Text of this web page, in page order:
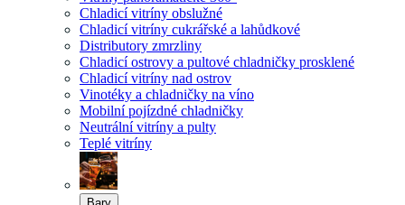
Chladicí vitríny obslužné
Chladicí vitríny cukrářské a lahůdkové
Distributory zmrzliny
Chladicí ostrovy a pultové chladničky prosklené
Chladicí vitríny nad ostrov
Vinotéky a chladničky na víno
Mobilní pojízdné chladničky
Neutrální vitríny a pulty
Teplé vitríny